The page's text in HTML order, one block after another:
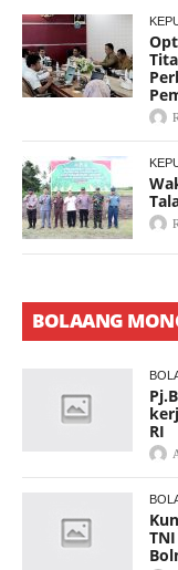
BOLAANG
RI